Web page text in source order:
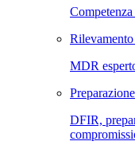
MDR
DFIR,